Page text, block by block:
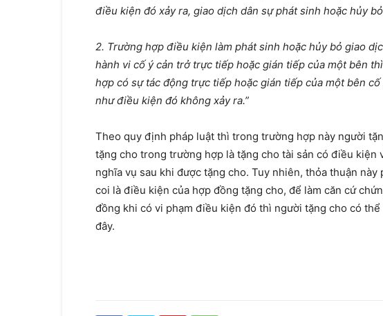
điều kiện đó xảy ra, giao dịch dân sự phát sinh hoặc hủy
2. Trường hợp điều kiện làm phát sinh hoặc hủy bỏ giao
hành vi cố ý cản trở trực tiếp hoặc gián tiếp của một bên
hợp có sự tác động trực tiếp hoặc gián tiếp của một bên
như điều kiện đó không xảy ra.”
Theo quy định pháp luật thì trong trường hợp này người
tặng cho trong trường hợp là tặng cho tài sản có điều kiện
nghĩa vụ sau khi được tặng cho. Tuy nhiên, thỏa thuận
coi là điều kiện của hợp đồng tặng cho, để làm căn cứ
đồng khi có vi phạm điều kiện đó thì người tặng cho có
đây.